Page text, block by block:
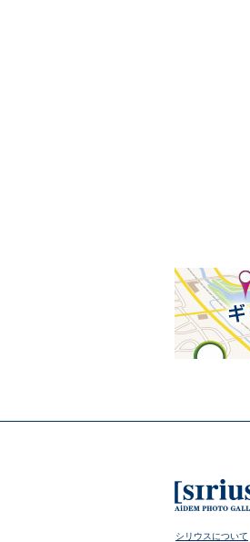
シリウスについて